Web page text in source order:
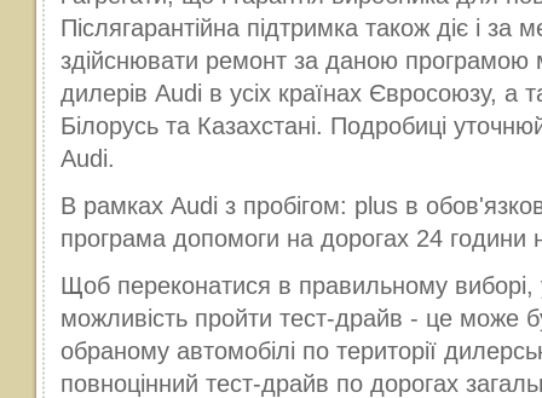
Післягарантійна підтримка також діє і за
здійснювати ремонт за даною програмою
дилерів Audi в усіх країнах Євросоюзу, а
Білорусь та Казахстані. Подробиці
Audi.
В рамках Audi з пробігом: plus в
програма допомоги на дорогах 24 години
Щоб переконатися в правильному виборі,
можливість пройти тест-драйв - це може
обраному автомобілі по території
повноцінний тест-драйв по дорогах